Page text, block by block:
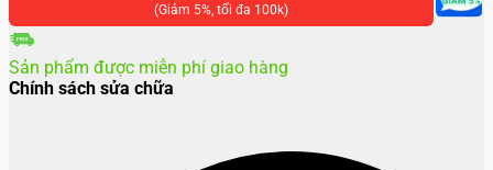
lượng
(Giảm 5%, tối đa 100k)
Sản phẩm được miễn phí giao hàng
Chính sách sửa chữa